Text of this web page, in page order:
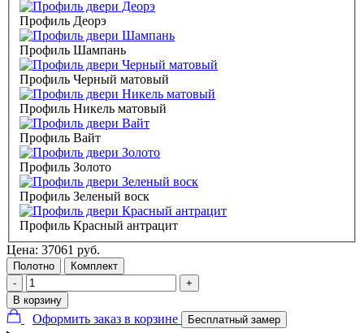
Профиль Деорэ
Профиль Шампань
Профиль Черный матовый
Профиль Никель матовый
Профиль Вайт
Профиль Золото
Профиль Зеленый воск
Профиль Красный антрацит
Цена: 37061 руб.
Полотно
Комплект
-
+
В корзину
Оформить заказ в корзине Бесплатный замер